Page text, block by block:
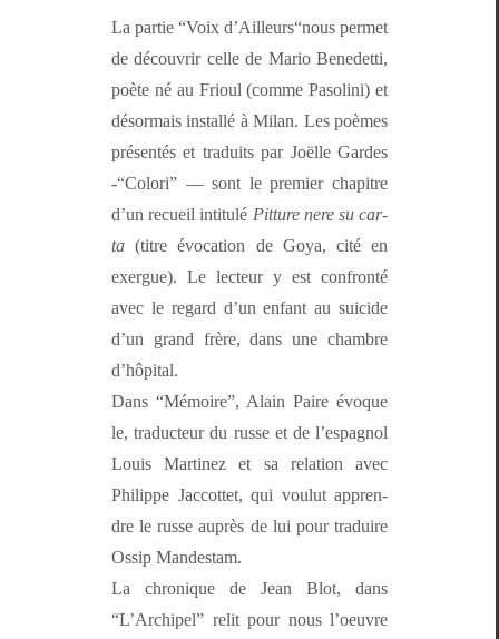
La par­tie “Voix d’Ailleurs“nous per­met
de décou­vrir celle de Mario Benedet­ti,
poète né au Frioul (comme Pasoli­ni) et
désor­mais instal­lé à Milan. Les poèmes
présen­tés et traduits par Joëlle Gardes
-“Col­ori” — sont le pre­mier chapitre
d’un recueil inti­t­ulé Pit­ture nere su car­
ta (titre évo­ca­tion de Goya, cité en
exer­gue). Le lecteur y est con­fron­té
avec le regard d’un enfant au sui­cide
d’un grand frère, dans une cham­bre
d’hôpital.
Dans “Mémoire”, Alain Paire évoque
le, tra­duc­teur du russe et de l’es­pag­nol
Louis Mar­tinez et sa rela­tion avec
Philippe Jac­cot­tet, qui voulut appren­
dre le russe auprès de lui pour traduire
Ossip Mandestam.
La chronique de Jean Blot, dans
“L’Archipel” relit pour nous l’oeu­vre